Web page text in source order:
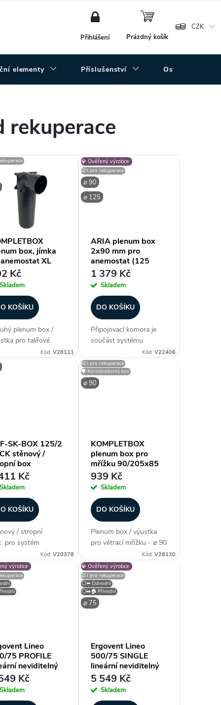
CZK
Přihlášení
NÁKUPNÍ
Prázdný košík
elementy Příslušenství Ostatní
rekuperace
box, jímka
XL
mm
Kč
Skladem
KOŠÍKU
plenum box /
pro talířové
- ⌀ 90 mm / ⌀
mm (průměr
rozšířený tubus
Kód:V28111
⌀ 90
⌀ 125
💎 Ověřený výrobce
☑️ I pro rekuperace
ARIA plenum box
2x90 mm pro
anemostat (125
mm)
1 379 Kč
Skladem
DO KOŠÍKU
Připojovací komora je
součást systému
rekuperace Heatpex
ARIA. Umožňuje
připojení až 2 potrubí o
průměru 90 mm k
Kód: V22406
SK-BOX 125/2
stěnový /
box
Kč
Skladem
KOŠÍKU
/ stropní
pro systém
vzduchu ED
slouží k připojení
potrubí s
ventilem pro
nebo odvod
Zákazníci...
Kód:V20378
⌀ 90
☑️ I pro rekuperace
🛡️ Korozivzdorný kov
KOMPLETBOX
plenum box pro
mřížku 90/205x85
mm
939 Kč
Skladem
DO KOŠÍKU
Plenum box / výustka
pro větrací mřížku - ⌀ 90
mm / 205 x 85 mm,
konstrukce pozinkovaný
plech, barva stříbrná /
černá, materiál hrdla
plast, prostorově
nenáročné, patentově...
Kód: V28130
výrobce
Lineo
75 PROFILE
neviditelný
difuzor
Kč
Skladem
💎 Ověřený výrobce
⌀ 75
⚪⬅️ Odvodní
⚪➡️🏠 Přívodní
☑️ I pro rekuperace
Ergovent Lineo
500/75 SINGLE
lineární neviditelný
štěrbinový difuzor
5 549 Kč
Skladem